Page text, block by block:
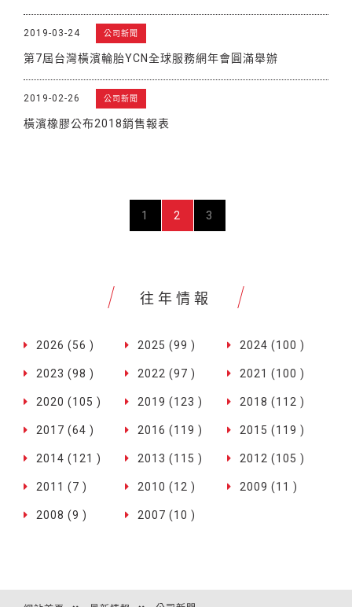
2019-03-24 公司新聞
第7屆台灣橫濱輪胎YCN全球服務網年會圓滿舉辦
2019-02-26 公司新聞
橫濱橡膠公布2018銷售報表
1 2 3
往年情報
2026 (56 ) 2025 (99 ) 2024 (100 )
2023 (98 ) 2022 (97 ) 2021 (100 )
2020 (105 ) 2019 (123 ) 2018 (112 )
2017 (64 ) 2016 (119 ) 2015 (119 )
2014 (121 ) 2013 (115 ) 2012 (105 )
2011 (7 ) 2010 (12 ) 2009 (11 )
2008 (9 ) 2007 (10 )